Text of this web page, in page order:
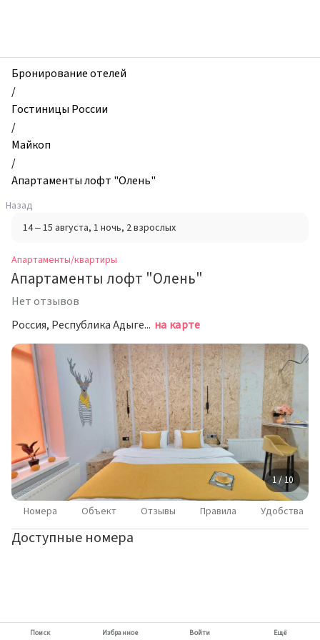
и
квартиры,
Апартаменты
лофт
"Олень",
Майкоп,
Россия
Бронирование отелей
/
Гостиницы России
/
Майкоп
/
Апартаменты лофт "Олень"
Назад
14 – 15 августа, 1 ночь, 2 взрослых
Апартаменты/квартиры
Апартаменты лофт "Олень"
Нет отзывов
Россия, Республика Адыгея (Адыгея), Майкоп, Краснооктябрьская улица, 38 на карте
1 / 10
Номера Объект Отзывы Правила Удобства
Доступные номера
Поиск Избранное Войти Ещё